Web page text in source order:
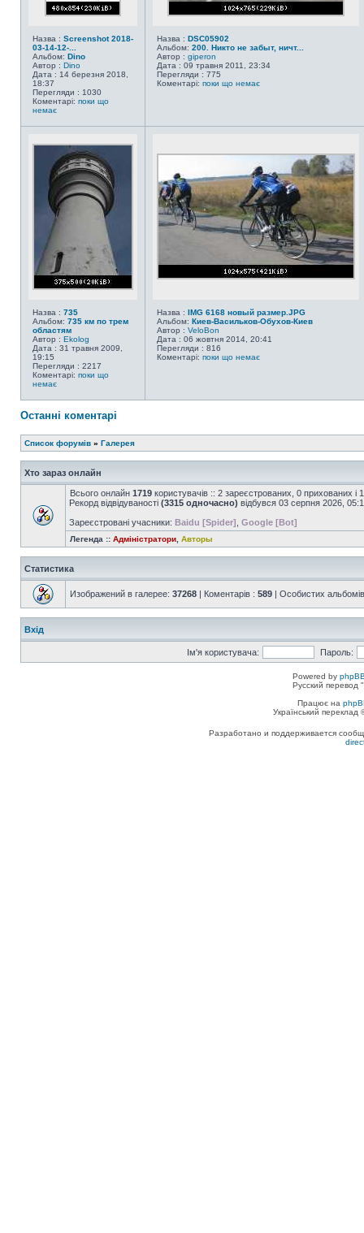
Назва : Screenshot 2018-
03-14-12-...
Альбом: Dino
Автор : Dino
Дата : 14 березня 2018,
18:37
Перегляди : 1030
Коментарі: поки що
немає
Назва : DSC05902
Альбом: 200. Никто не забыт, ничт...
Автор : giperon
Дата : 09 травня 2011, 23:34
Перегляди : 775
Коментарі: поки що немає
Назва : 735
Альбом: 735 км по трем
областям
Автор : Ekolog
Дата : 31 травня 2009,
19:15
Перегляди : 2217
Коментарі: поки що
немає
Назва : IMG 6168 новый размер.JPG
Альбом: Киев-Васильков-Обухов-Киев
Автор : VeloBon
Дата : 06 жовтня 2014, 20:41
Перегляди : 816
Коментарі: поки що немає
Останні коментарі
Список форумів » Галерея
Хто зараз онлайн
Всього онлайн 1719 користувачів :: 2 зареєстрованих, 0 прихованих і
Рекорд відвідуваності (3315 одночасно) відбувся 03 серпня 2026,
Зареєстровані учасники: Baidu [Spider] Google [Bot]
Легенда :: Адміністратори Авторы
Статистика
Изображений в галерее: 37268 | Коментарів : 589 | Особистих
Вхід
Ім'я користувача: Пароль:
Powered by
Русский перевод
Працює на
Український
Разработано и поддерживается